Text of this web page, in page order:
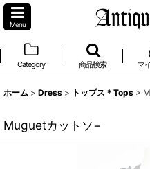
Menu
Category 商品検索 マ
ホーム > Dress > トップス＊Tops >
Muguetカットソ−